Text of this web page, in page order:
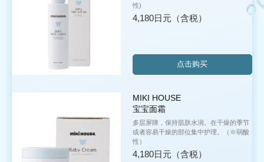
性)
4,180日元（含税）
点击购买
MIKI HOUSE
宝宝面霜
多层屏障，保持肌肤水润。在干燥的季节
或者容易干燥的部位集中护理。（※弱酸
性）
4,180日元（含税）